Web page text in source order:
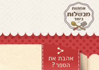
אהבת את
הספר?